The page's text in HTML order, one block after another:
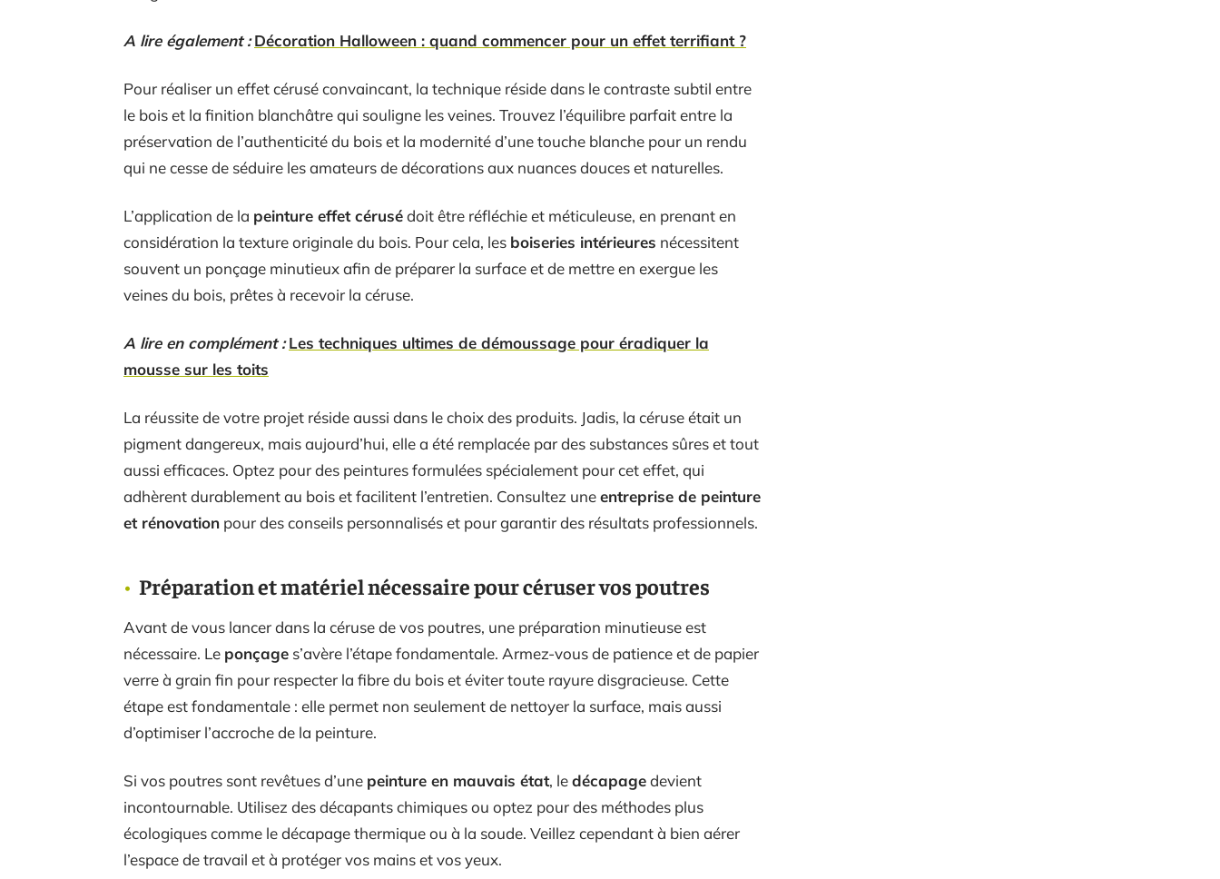
A lire également : Décoration Halloween : quand commencer pour un effet terrifiant ?
Pour réaliser un effet cérusé convaincant, la technique réside dans le contraste subtil entre
le bois et la finition blanchâtre qui souligne les veines. Trouvez l’équilibre parfait entre la
préservation de l’authenticité du bois et la modernité d’une touche blanche pour un rendu
qui ne cesse de séduire les amateurs de décorations aux nuances douces et naturelles.
L’application de la peinture effet cérusédoit être réfléchie et méticuleuse, en prenant en
considération la texture originale du bois. Pour cela, les boiseries intérieures nécessitent
souvent un ponçage minutieux afin de préparer la surface et de mettre en exergue les
veines du bois, prêtes à recevoir la céruse.
A lire en complément : Les techniques ultimes de démoussage pour éradiquer la
mousse sur les toits
La réussite de votre projet réside aussi dans le choix des produits. Jadis, la céruse était un
pigment dangereux, mais aujourd’hui, elle a été remplacée par des substances sûres et tout
aussi efficaces. Optez pour des peintures formulées spécialement pour cet effet, qui
adhèrent durablement au bois et facilitent l’entretien. Consultez uneentreprise de peinture
et rénovation pour des conseils personnalisés et pour garantir des résultats professionnels.
Préparation et matériel nécessaire pour céruser vos poutres
Avant de vous lancer dans la céruse de vos poutres, une préparation minutieuse est
nécessaire. Le ponçage s’avère l’étape fondamentale. Armez-vous de patience et de papier
verre à grain fin pour respecter la fibre du bois et éviter toute rayure disgracieuse. Cette
étape est fondamentale : elle permet non seulement de nettoyer la surface, mais aussi
d’optimiser l’accroche de la peinture.
Si vos poutres sont revêtues d’une peinture en mauvais état, ledécapagedevient
incontournable. Utilisez des décapants chimiques ou optez pour des méthodes plus
écologiques comme le décapage thermique ou à la soude. Veillez cependant à bien aérer
l’espace de travail et à protéger vos mains et vos yeux.